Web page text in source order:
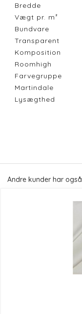
Bredde
Vægt pr. m²
Bundvare
Transparent
Komposition
Roomhigh
Farvegruppe
Martindale
Lysægthed
Andre kunder har